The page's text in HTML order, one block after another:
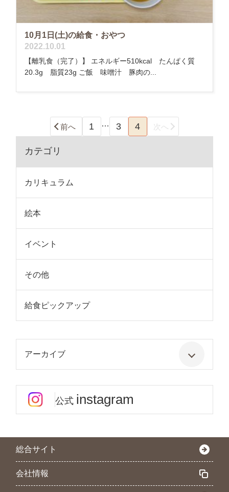
10月1日(土)の給食・おやつ
2022.10.01
【離乳食（完了）】 エネルギー510kcal たんぱく質
20.3g 脂質23g ご飯 味噌汁 豚肉の...
前へ 1 … 3 4 次へ
カテゴリ
カリキュラム
絵本
イベント
その他
給食ピックアップ
アーカイブ
公式 instagram
総合サイト
会社情報